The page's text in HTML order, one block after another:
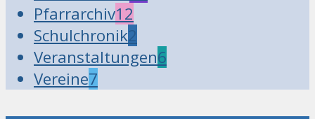
Pfarrarchiv12
Schulchronik2
Veranstaltungen6
Vereine7